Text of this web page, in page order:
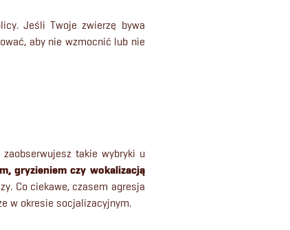
Jeśli Twoje zwierzę bywa
aby nie wzmocnić lub nie
takie wybryki u
gryzieniem czy wokalizacją
Co ciekawe, czasem agresja
w okresie socjalizacyjnym.